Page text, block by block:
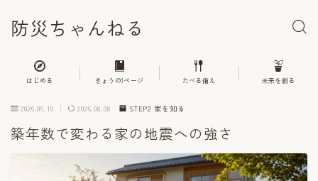
防災ちゃんねる
はじめる きょうの1ページ たべる備え 未来を創る
2026.06.10 2026.08.08 STEP2 家を知る
築年数で変わる家の地震への強さ